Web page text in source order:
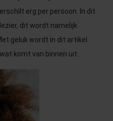
erg per persoon. In dit
dit wordt namelijk
geluk wordt in dit artikel
komt van binnen uit.